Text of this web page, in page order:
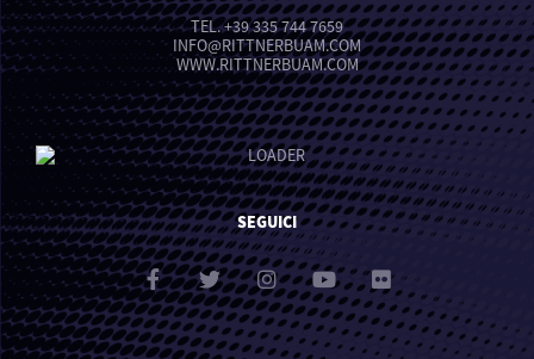
TEL.+39 335 744 7659
INFO@RITTNERBUAM.COM
WWW.RITTNERBUAM.COM
SEGUICI